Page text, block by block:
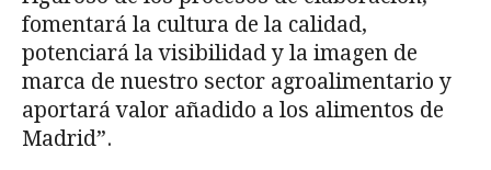
fomentará la cultura de la calidad,
potenciará la visibilidad y la imagen de
marca de nuestro sector agroalimentario y
aportará valor añadido a los alimentos de
Madrid”.